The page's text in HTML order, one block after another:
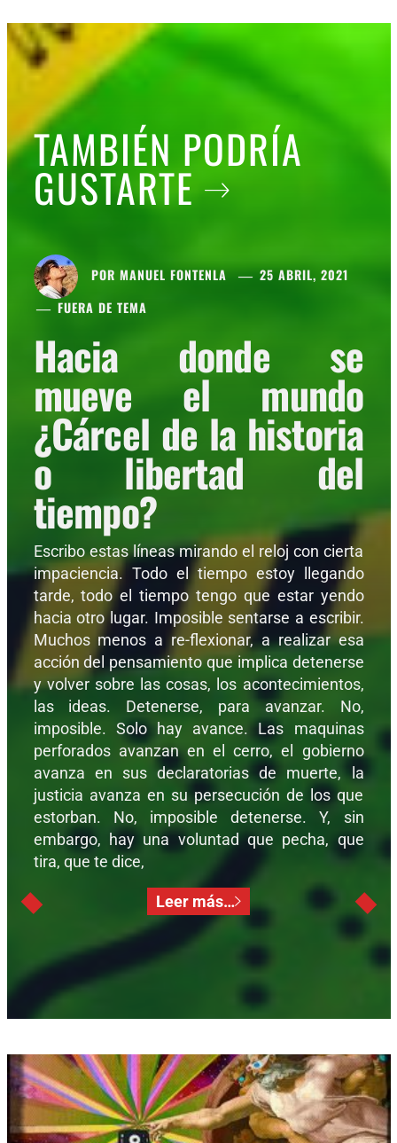
TAMBIÉN PODRÍA
GUSTARTE
POR MANUEL FONTENLA
25 ABRIL, 2021
FUERA DE TEMA
Hacia donde se
mueve el mundo
¿Cárcel de la historia
o libertad del
tiempo?
Escribo estas líneas mirando el reloj con cierta
impaciencia. Todo el tiempo estoy llegando
tarde, todo el tiempo tengo que estar yendo
hacia otro lugar. Imposible sentarse a escribir.
Muchos menos a re-flexionar, a realizar esa
acción del pensamiento que implica detenerse
y volver sobre las cosas, los acontecimientos,
las ideas. Detenerse, para avanzar. No,
imposible. Solo hay avance. Las maquinas
perforados avanzan en el cerro, el gobierno
avanza en sus declaratorias de muerte, la
justicia avanza en su persecución de los que
estorban. No, imposible detenerse. Y, sin
embargo, hay una voluntad que pecha, que
tira, que te dice,
Leer más…